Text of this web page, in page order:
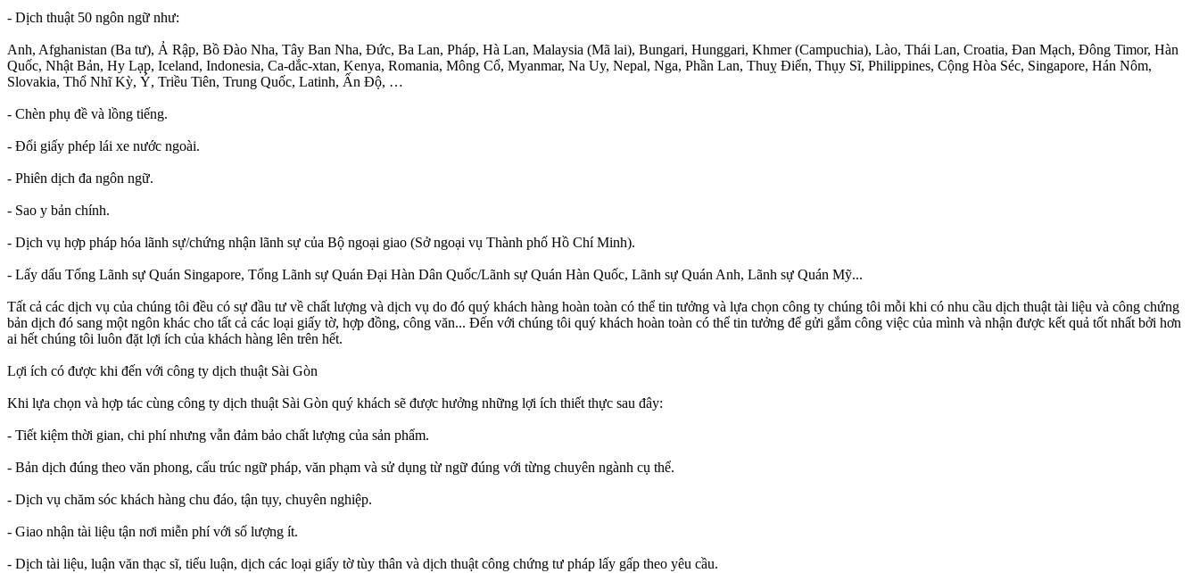
- Dịch thuật 50 ngôn ngữ như:
Anh, Afghanistan (Ba tư), Ả Rập, Bồ Đào Nha, Tây Ban Nha, Đức, Ba Lan, Pháp, Hà Lan, Malaysia (Mã lai), Bungari, Hunggari, Khmer (Campuchia), Lào, Thái Lan, Croatia, Đan Mạch, Đông Timor, Hàn
Quốc, Nhật Bản, Hy Lạp, Iceland, Indonesia, Ca-dắc-xtan, Kenya, Romania, Mông Cổ, Myanmar, Na Uy, Nepal, Nga, Phần Lan, Thuỵ Điển, Thụy Sĩ, Philippines, Cộng Hòa Séc, Singapore, Hán Nôm,
Slovakia, Thổ Nhĩ Kỳ, Ý, Triều Tiên, Trung Quốc, Latinh, Ấn Độ, …
- Chèn phụ đề và lồng tiếng.
- Đổi giấy phép lái xe nước ngoài.
- Phiên dịch đa ngôn ngữ.
- Sao y bản chính.
- Dịch vụ hợp pháp hóa lãnh sự/chứng nhận lãnh sự của Bộ ngoại giao (Sở ngoại vụ Thành phố Hồ Chí Minh).
- Lấy dấu Tổng Lãnh sự Quán Singapore, Tổng Lãnh sự Quán Đại Hàn Dân Quốc/Lãnh sự Quán Hàn Quốc, Lãnh sự Quán Anh, Lãnh sự Quán Mỹ...
Tất cả các dịch vụ của chúng tôi đều có sự đầu tư về chất lượng và dịch vụ do đó quý khách hàng hoàn toàn có thể tin tưởng và lựa chọn công ty chúng tôi mỗi khi có nhu cầu dịch thuật tài liệu và công chứng
bản dịch đó sang một ngôn khác cho tất cả các loại giấy tờ, hợp đồng, công văn... Đến với chúng tôi quý khách hoàn toàn có thể tin tưởng để gửi gắm công việc của mình và nhận được kết quả tốt nhất bởi hơn
ai hết chúng tôi luôn đặt lợi ích của khách hàng lên trên hết.
Lợi ích có được khi đến với công ty dịch thuật Sài Gòn
Khi lựa chọn và hợp tác cùng công ty dịch thuật Sài Gòn quý khách sẽ được hưởng những lợi ích thiết thực sau đây:
- Tiết kiệm thời gian, chi phí nhưng vẫn đảm bảo chất lượng của sản phẩm.
- Bản dịch đúng theo văn phong, cấu trúc ngữ pháp, văn phạm và sử dụng từ ngữ đúng với từng chuyên ngành cụ thể.
- Dịch vụ chăm sóc khách hàng chu đáo, tận tụy, chuyên nghiệp.
- Giao nhận tài liệu tận nơi miễn phí với số lượng ít.
- Dịch tài liệu, luận văn thạc sĩ, tiểu luận, dịch các loại giấy tờ tùy thân và dịch thuật công chứng tư pháp lấy gấp theo yêu cầu.